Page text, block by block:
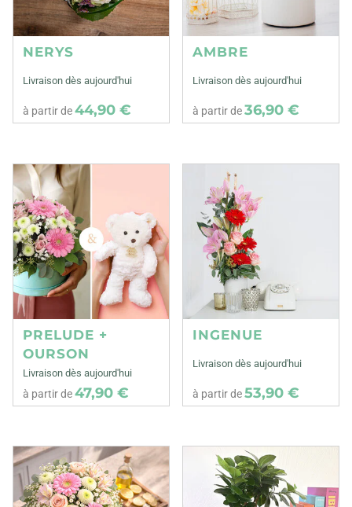
NERYS
Livraison dès aujourd'hui
à partir de44,90 €
AMBRE
Livraison dès aujourd'hui
à partir de36,90 €
PRELUDE +
OURSON
Livraison dès aujourd'hui
à partir de47,90 €
INGENUE
Livraison dès aujourd'hui
à partir de53,90 €